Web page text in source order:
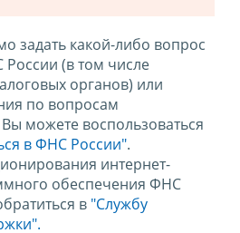
задать какой-либо вопрос
России (в том числе
органов) или
по вопросам
можете воспользоваться
в ФНС России".
интернет-
обеспечения ФНС
в "Службу